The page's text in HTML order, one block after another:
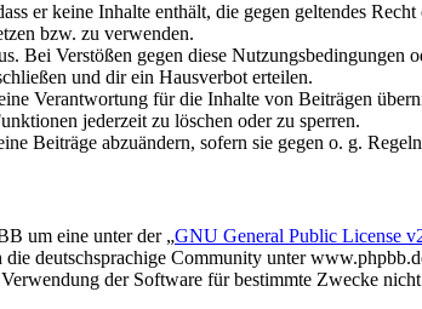
er keine Inhalte enthält, die gegen geltendes
bzw. zu verwenden.
Bei Verstößen gegen diese
und dir ein Hausverbot erteilen.
Verantwortung für die Inhalte von Beiträgen
jederzeit zu löschen oder zu sperren.
Beiträge abzuändern, sofern sie gegen o. g.
um eine unter der „GNU General Public License
deutschsprachige Community unter
der Software für bestimmte Zwecke